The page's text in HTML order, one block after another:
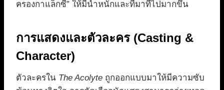
ครองกาแล็กซี” ให้มีน้ำหนักและที่มาที่ไปมากขึ้น
การแสดงและตัวละคร (Casting &
Character)
ตัวละครใน The Acolyte ถูกออกแบบมาให้มีความซับ